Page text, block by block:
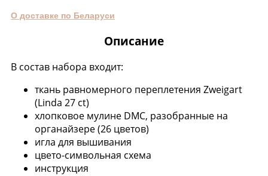
О доставке по Беларуси
Описание
В состав набора входит:
ткань равномерного переплетения Zweigart
(Linda 27 ct)
хлопковое мулине DMC, разобранные на
органайзере (26 цветов)
игла для вышивания
цвето-символьная схема
инструкция